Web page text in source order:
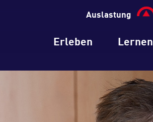
Auslastung
Erleben Lernen